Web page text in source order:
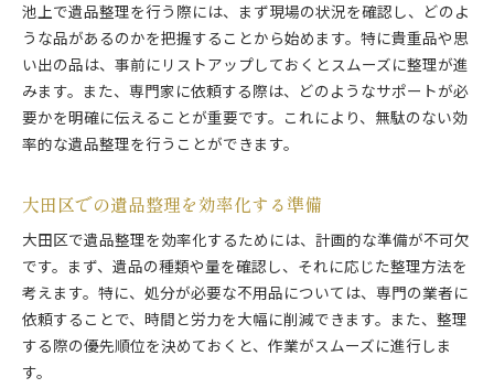
池上で遺品整理を行う際には、まず現場の状況を確認し、どのよ
うな品があるのかを把握することから始めます。特に貴重品や思
い出の品は、事前にリストアップしておくとスムーズに整理が進
みます。また、専門家に依頼する際は、どのようなサポートが必
要かを明確に伝えることが重要です。これにより、無駄のない効
率的な遺品整理を行うことができます。
大田区での遺品整理を効率化する準備
大田区で遺品整理を効率化するためには、計画的な準備が不可欠
です。まず、遺品の種類や量を確認し、それに応じた整理方法を
考えます。特に、処分が必要な不用品については、専門の業者に
依頼することで、時間と労力を大幅に削減できます。また、整理
する際の優先順位を決めておくと、作業がスムーズに進行しま
す。